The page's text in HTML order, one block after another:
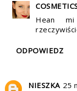
Hean
ODPOWIEDZ
NIESZKA 25